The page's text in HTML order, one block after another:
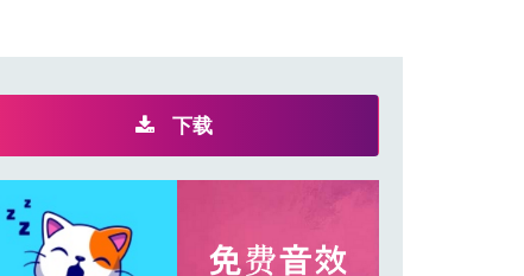
下载